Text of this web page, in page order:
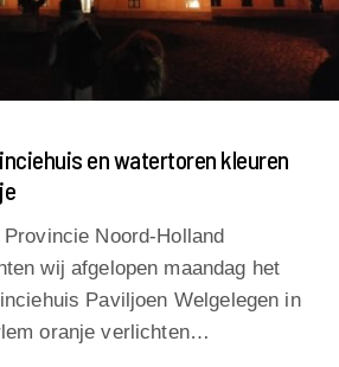
en watertoren kleuren
Provincie Noord-Holland
wij afgelopen maandag het
Paviljoen Welgelegen in
oranje verlichten…